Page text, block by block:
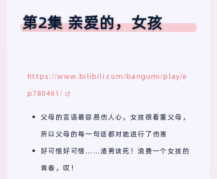
第2集 亲爱的，女孩
https://www.bilibili.com/bangumi/play/e
p780461/
父母的言语最容易伤人心，女孩很看重父母，
所以父母的每一句话都对她进行了伤害
好可惜好可惜……渣男该死！浪费一个女孩的
青春，哎！